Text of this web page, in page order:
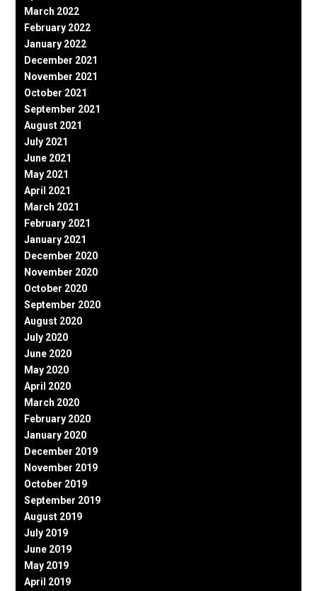
March 2022
February 2022
January 2022
December 2021
November 2021
October 2021
September 2021
August 2021
July 2021
June 2021
May 2021
April 2021
March 2021
February 2021
January 2021
December 2020
November 2020
October 2020
September 2020
August 2020
July 2020
June 2020
May 2020
April 2020
March 2020
February 2020
January 2020
December 2019
November 2019
October 2019
September 2019
August 2019
July 2019
June 2019
May 2019
April 2019